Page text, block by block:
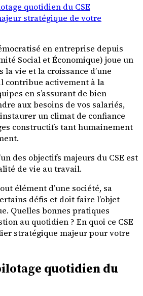
quotidien du CSE
stratégique de votre
en entreprise depuis
Social et Économique) joue un
la vie et la croissance d’une
contribue activement à la
en s’assurant de bien
aux besoins de vos salariés,
un climat de confiance
constructifs tant humainement
des objectifs majeurs du CSE est
de vie au travail.
élément d’une société, sa
défis et doit faire l’objet
Quelles bonnes pratiques
au quotidien ? En quoi ce CSE
stratégique majeur pour votre
quotidien du